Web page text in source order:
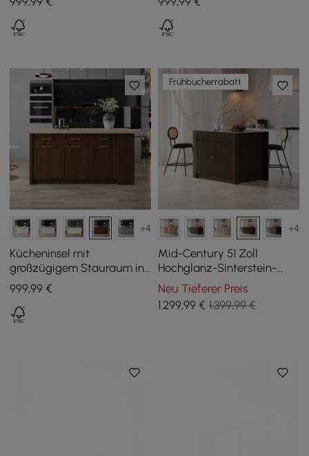
Marmormuster, weiße,
moderne Türen und
Schubladen
+4
Kücheninsel mit
großzügigem Stauraum in
Walnuss, 180 cm
999,99 €
Frühbucherrabatt
+4
Mid-Century 51 Zoll
Hochglanz-Sinterstein-
Kücheninsel mit Stauraum,
Rauchbraun
Neu Tieferer Preis
1.299,99€ 1.399,99 €